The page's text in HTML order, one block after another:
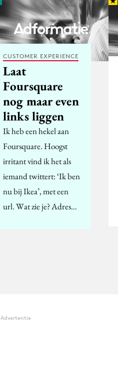
CUSTOMER EXPERIENCE
Laat
Foursquare
nog maar even
links liggen
Ik heb een hekel aan
Foursquare. Hoogst
irritant vind ik het als
iemand twittert: ‘Ik ben
nu bij Ikea’, met een
url. Wat zie je? Adres…
Advertentie